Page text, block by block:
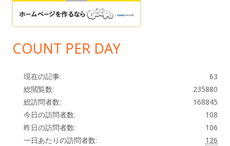
COUNT PER DAY
63
現在の記事:
235880
総閲覧数:
168845
総訪問者数:
108
今日の訪問者数:
106
昨日の訪問者数:
126
一日あたりの訪問者数: